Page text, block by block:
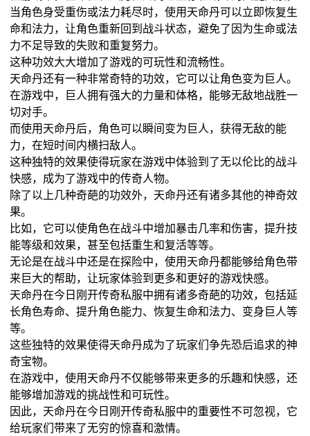
当角色身受重伤或法力耗尽时，使用天命丹可以立即恢复生
命和法力，让角色重新回到战斗状态，避免了因为生命或法
力不足导致的失败和重复努力。
这种功效大大增加了游戏的可玩性和流畅性。
天命丹还有一种非常奇特的功效，它可以让角色变为巨人。
在游戏中，巨人拥有强大的力量和体格，能够无敌地战胜一
切对手。
而使用天命丹后，角色可以瞬间变为巨人，获得无敌的能
力，在短时间内横扫敌人。
这种独特的效果使得玩家在游戏中体验到了无以伦比的战斗
快感，成为了游戏中的传奇人物。
除了以上几种奇葩的功效外，天命丹还有诸多其他的神奇效
果。
比如，它可以使角色在战斗中增加暴击几率和伤害，提升技
能等级和效果，甚至包括重生和复活等等。
无论是在战斗中还是在探险中，使用天命丹都能够给角色带
来巨大的帮助，让玩家体验到更多和更好的游戏快感。
天命丹在今日刚开传奇私服中拥有诸多奇葩的功效，包括延
长角色寿命、提升角色能力、恢复生命和法力、变身巨人等
等。
这些独特的效果使得天命丹成为了玩家们争先恐后追求的神
奇宝物。
在游戏中，使用天命丹不仅能够带来更多的乐趣和快感，还
能够增加游戏的挑战性和可玩性。
因此，天命丹在今日刚开传奇私服中的重要性不可忽视，它
给玩家们带来了无穷的惊喜和激情。